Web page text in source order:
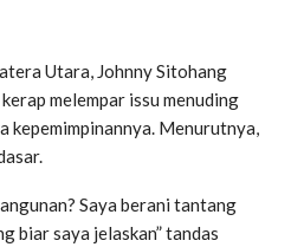
Utara, Johnny Sitohang
melempar issu menuding
kepemimpinannya. Menurutnya,
Saya berani tantang
biar saya jelaskan” tandas